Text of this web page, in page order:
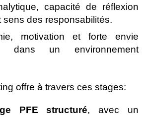
capacité de réflexion
sens des responsabilités.
motivation et forte envie
dans un environnement
offre à travers ces stages:
PFE structuré, avec un